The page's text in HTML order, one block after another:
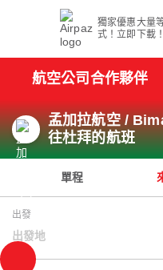
獨家優惠大量
式！立即下載！
航空公司合作夥伴
孟加拉航空 /
往杜拜的航班
單程
出發
出發地